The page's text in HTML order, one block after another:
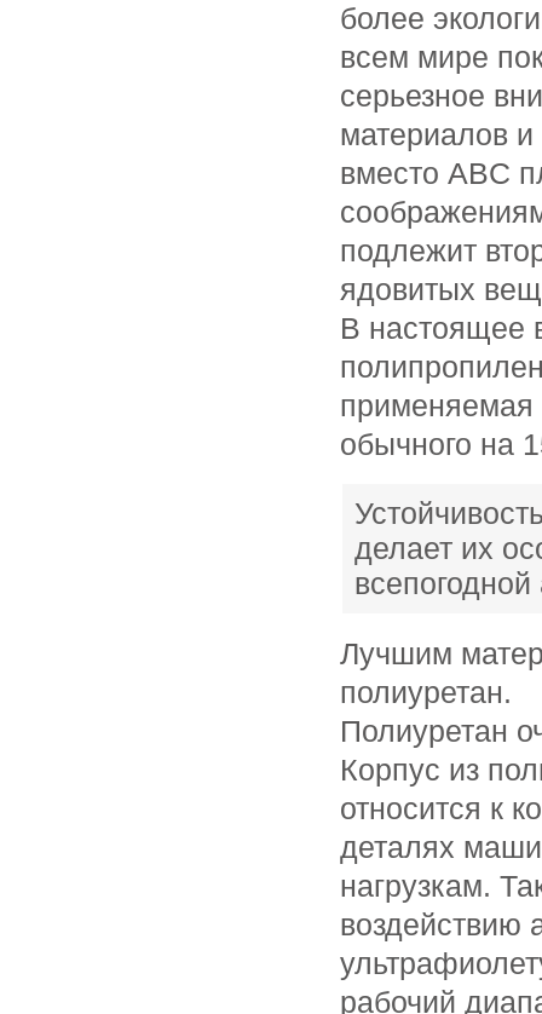
более
всем мире
серьезное
материалов
вместо ABC
подлежит
ядовитых
В настоящее
обычного на
делает их
всепогодной
Лучшим
полиуретан.
Полиуретан
Корпус из
относится к
деталях
нагрузкам.
воздействию
рабочий